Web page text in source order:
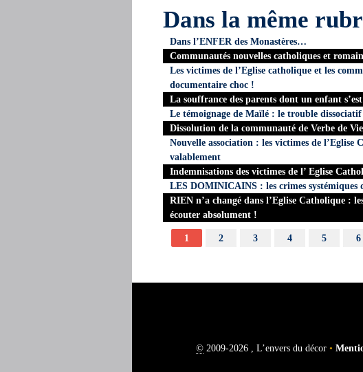
Dans la même
Dans l’ENFER des Monastères…
Communautés nouvelles catholiques et
Les victimes de l’Eglise catholique et les
documentaire choc !
La souffrance des parents dont un enfant
Le témoignage de Maïlé : le trouble
Dissolution de la communauté de Verbe de
Nouvelle association : les victimes de l’Eglise
valablement
Indemnisations des victimes de l’ Eglise
LES DOMINICAINS : les crimes
RIEN n’a changé dans l’Eglise Catholique :
écouter absolument !
1 2 3 4 5 6
©2009-2026 , L’envers du décor •